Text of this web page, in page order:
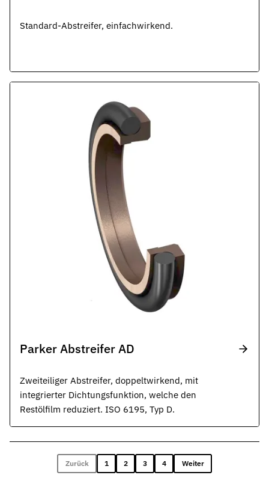
Standard-Abstreifer, einfachwirkend.
Parker Abstreifer AD
Zweiteiliger Abstreifer, doppeltwirkend, mit
integrierter Dichtungsfunktion, welche den
Restölfilm reduziert. ISO 6195, Typ D.
Zurück 1 2 3 4 Weiter